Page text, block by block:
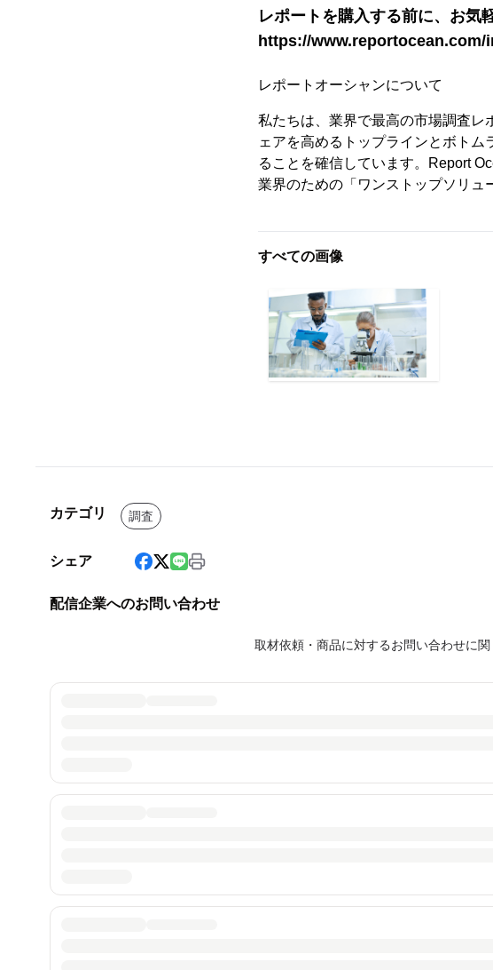
レポートを購入する前に、お気
https://
レポートオーシャンについて
私たちは、業界で最高の市場調査レ
ェアを高めるトップラインとボト
ることを確信しています。Report
業界のための「ワンストップソリュ
すべての画像
カテゴリ 調査
シェア
配信企業へのお問い合わせ
取材依頼・商品に対するお問い合わせに